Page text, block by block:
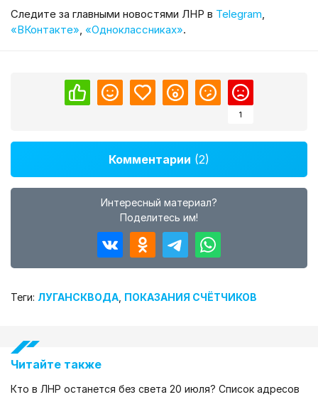
Cледите за главными новостями ЛНР в Telegram
«ВКонтакте» «Одноклассниках».
1
Комментарии (2)
Интересный материал?
Поделитесь им!
Теги: ЛУГАНСКВОДА ПОКАЗАНИЯ СЧЁТЧИКОВ
Читайте также
Кто в ЛНР останется без света 20 июля? Список адресов